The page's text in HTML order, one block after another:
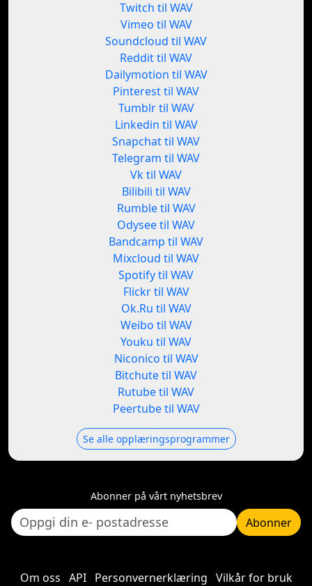
Twitch til WAV
Vimeo til WAV
Soundcloud til WAV
Reddit til WAV
Dailymotion til WAV
Pinterest til WAV
Tumblr til WAV
Linkedin til WAV
Snapchat til WAV
Telegram til WAV
Vk til WAV
Bilibili til WAV
Rumble til WAV
Odysee til WAV
Bandcamp til WAV
Mixcloud til WAV
Spotify til WAV
Flickr til WAV
Ok.Ru til WAV
Weibo til WAV
Youku til WAV
Niconico til WAV
Bitchute til WAV
Rutube til WAV
Peertube til WAV
Se alle opplæringsprogrammer
Abonner på vårt nyhetsbrev
Abonner
Om oss API Personvernerklæring Vilkår for bruk